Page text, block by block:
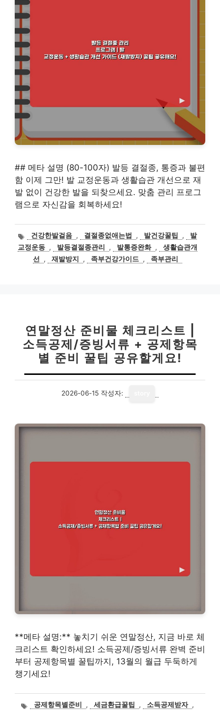
## 메타 설명 (80-100자) 발등 결절종, 통증과 불편
함 이제 그만! 발 교정운동과 생활습관 개선으로 재
발 없이 건강한 발을 되찾으세요. 맞춤 관리 프로그
램으로 자신감을 회복하세요!
태
그
건강한발걸음 , 결절종없애는법 , 발건강꿀팁 ,
발
교정운동 , 발등결절종관리 , 발통증완화 ,
생활습관개
선
, 재발방지 , 족부건강가이드 , 족부관리
연말정산 준비물 체크리스트 |
소득공제/증빙서류 + 공제항목
별 준비 꿀팁 공유할게요!
2026-06-15 작성자:
**메타 설명:** 놓치기 쉬운 연말정산, 지금 바로 체
크리스트 확인하세요! 소득공제/증빙서류 완벽 준비
부터 공제항목별 꿀팁까지, 13월의 월급 두둑하게
챙기세요!
태공제항목별준비 , 세금환급꿀팁 , 소득공제받자 ,